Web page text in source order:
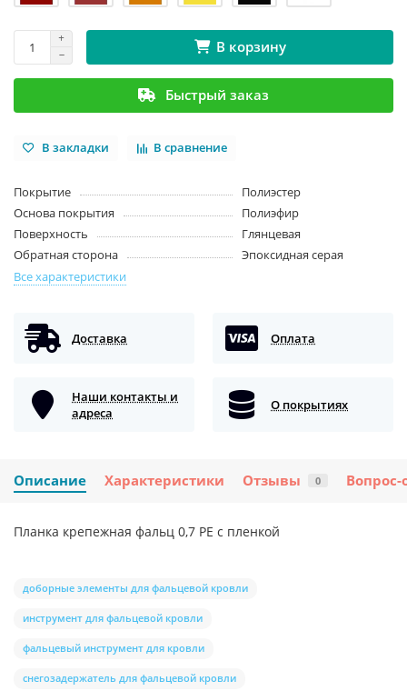
В корзину
Быстрый заказ
В закладки В сравнение
Покрытие
Полиэстер
Основа покрытия
Полиэфир
Поверхность
Глянцевая
Обратная сторона
Эпоксидная серая
Все характеристики
Доставка Оплата
Наши контакты и
адреса
О покрытиях
Описание Характеристики Отзывы 0 Вопрос-
Планка крепежная фальц 0,7 PE с пленкой
доборные элементы для фальцевой кровли
инструмент для фальцевой кровли
фальцевый инструмент для кровли
снегозадержатель для фальцевой кровли